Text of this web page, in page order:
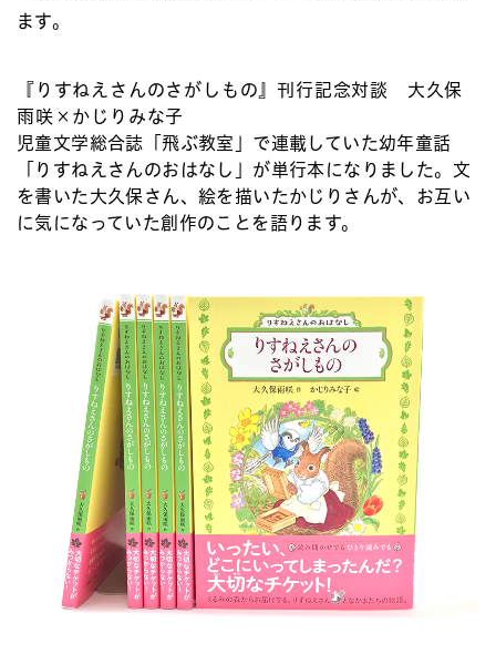
ます。
『りすねえさんのさがしもの』刊行記念対談 大久保
雨咲×かじりみな子
児童文学総合誌「飛ぶ教室」で連載していた幼年童話
「りすねえさんのおはなし」が単行本になりました。文
を書いた大久保さん、絵を描いたかじりさんが、お互い
に気になっていた創作のことを語ります。